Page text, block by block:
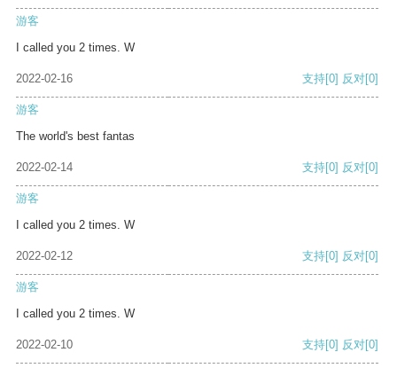
游客
I called you 2 times. W
2022-02-16 支持[0] 反对[0]
游客
The world's best fantas
2022-02-14 支持[0] 反对[0]
游客
I called you 2 times. W
2022-02-12 支持[0] 反对[0]
游客
I called you 2 times. W
2022-02-10 支持[0] 反对[0]